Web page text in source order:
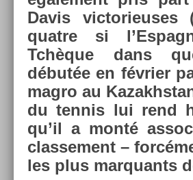
Davis vic­torieuses
quat­re si
Tchèque dans
débutée en février
mag­ro au
du ten­nis lui rend
qu’il a monté
clas­se­ment –
les plus mar­quants